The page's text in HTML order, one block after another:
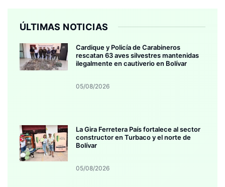
ÚLTIMAS NOTICIAS
Cardique y Policía de Carabineros
rescatan 63 aves silvestres mantenidas
ilegalmente en cautiverio en Bolívar
05/08/2026
La Gira Ferretera País fortalece al sector
constructor en Turbaco y el norte de
Bolívar
05/08/2026